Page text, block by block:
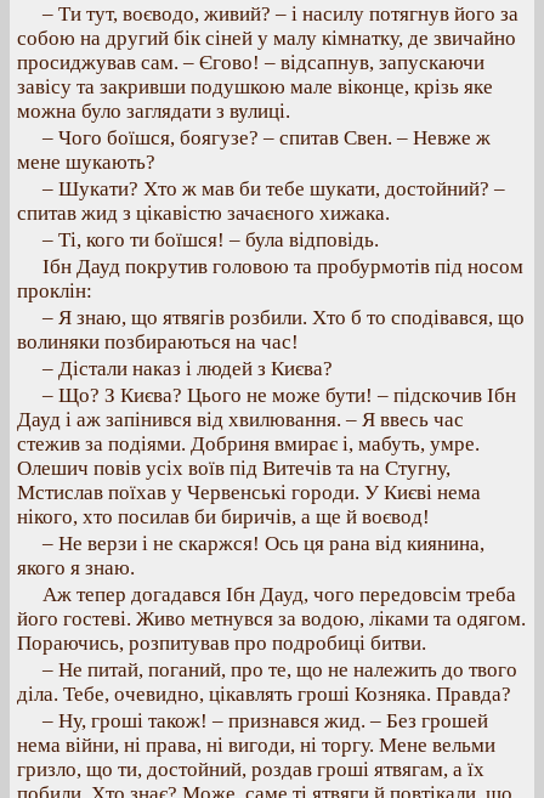
– Ти тут, воєводо, живий? – і насилу потягнув його за
собою на другий бік сіней у малу кімнатку, де звичайно
просиджував сам. – Єгово! – відсапнув, запускаючи
завісу та закривши подушкою мале віконце, крізь яке
можна було заглядати з вулиці.
– Чого боїшся, боягузе? – спитав Свен. – Невже ж
мене шукають?
– Шукати? Хто ж мав би тебе шукати, достойний? –
спитав жид з цікавістю зачаєного хижака.
– Ті, кого ти боїшся! – була відповідь.
Ібн Дауд покрутив головою та пробурмотів під носом
проклін:
– Я знаю, що ятвягів розбили. Хто б то сподівався, що
волиняки позбираються на час!
– Дістали наказ і людей з Києва?
– Що? З Києва? Цього не може бути! – підскочив Ібн
Дауд і аж запінився від хвилювання. – Я ввесь час
стежив за подіями. Добриня вмирає і, мабуть, умре.
Олешич повів усіх воїв під Витечів та на Стугну,
Мстислав поїхав у Червенські городи. У Києві нема
нікого, хто посилав би биричів, а ще й воєвод!
– Не верзи і не скаржся! Ось ця рана від киянина,
якого я знаю.
Аж тепер догадався Ібн Дауд, чого передовсім треба
його гостеві. Живо метнувся за водою, ліками та одягом.
Пораючись, розпитував про подробиці битви.
– Не питай, поганий, про те, що не належить до твого
діла. Тебе, очевидно, цікавлять гроші Козняка. Правда?
– Ну, гроші також! – признався жид. – Без грошей
нема війни, ні права, ні вигоди, ні торгу. Мене вельми
гризло, що ти, достойний, роздав гроші ятвягам, а їх